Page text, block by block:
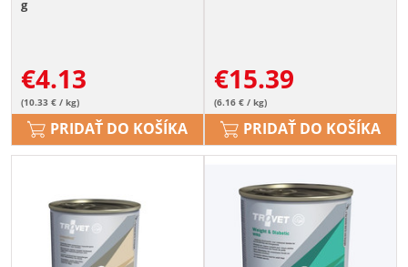
g
€4.13
(10.33 € / kg)
PRIDAŤ DO KOŠÍKA
€15.39
(6.16 € / kg)
PRIDAŤ DO KOŠÍKA